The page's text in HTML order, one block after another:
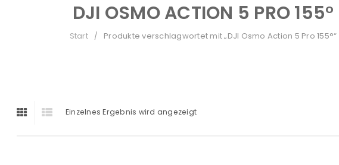
DJI OSMO ACTION 5 PRO 155°
Start / Produkte verschlagwortet mit „DJI Osmo Action 5 Pro 155°“
Einzelnes Ergebnis wird angezeigt